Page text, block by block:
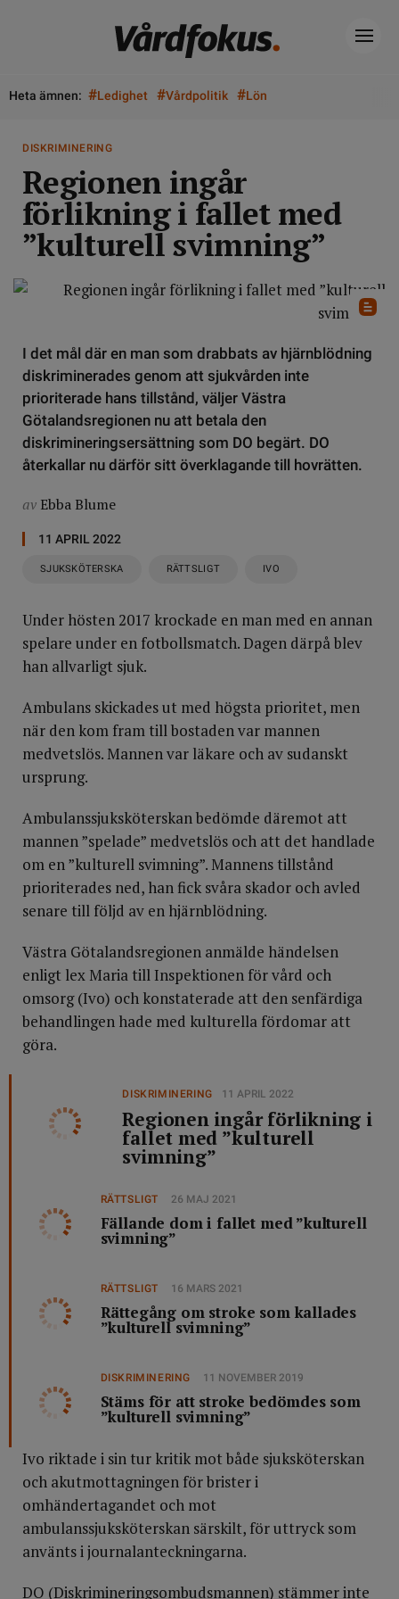
Heta ämnen: #Ledighet #Vårdpolitik #Lön
DISKRIMINERING
Regionen ingår
förlikning i fallet med
”kulturell svimning”
I det mål där en man som drabbats av hjärnblödning
diskriminerades genom att sjukvården inte
prioriterade hans tillstånd, väljer Västra
Götalandsregionen nu att betala den
diskrimineringsersättning som DO begärt. DO
återkallar nu därför sitt överklagande till hovrätten.
av Ebba Blume
11 APRIL 2022
SJUKSKÖTERSKA RÄTTSLIGT IVO
Under hösten 2017 krockade en man med en annan
spelare under en fotbollsmatch. Dagen därpå blev
han allvarligt sjuk.
Ambulans skickades ut med högsta prioritet, men
när den kom fram till bostaden var mannen
medvetslös. Mannen var läkare och av sudanskt
ursprung.
Ambulanssjuksköterskan bedömde däremot att
mannen ”spelade” medvetslös och att det handlade
om en ”kulturell svimning”. Mannens tillstånd
prioriterades ned, han fick svåra skador och avled
senare till följd av en hjärnblödning.
Västra Götalandsregionen anmälde händelsen
enligt lex Maria till Inspektionen för vård och
omsorg (Ivo) och konstaterade att den senfärdiga
behandlingen hade med kulturella fördomar att
göra.
DISKRIMINERING 11 APRIL 2022
Regionen ingår förlikning i
fallet med ”kulturell
svimning”
RÄTTSLIGT 26 MAJ 2021
Fällande dom i fallet med ”kulturell
svimning”
RÄTTSLIGT 16 MARS 2021
Rättegång om stroke som kallades
”kulturell svimning”
DISKRIMINERING 11 NOVEMBER 2019
Stäms för att stroke bedömdes som
”kulturell svimning”
Ivo riktade i sin tur kritik mot både sjuksköterskan
och akutmottagningen för brister i
omhändertagandet och mot
ambulanssjuksköterskan särskilt, för uttryck som
använts i journalanteckningarna.
DO (Diskrimineringsombudsmannen) stämmer inte